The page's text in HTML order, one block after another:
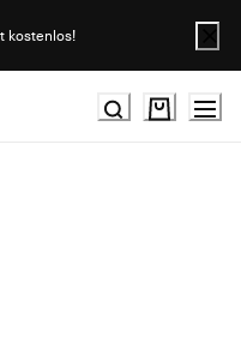
kostenlos!